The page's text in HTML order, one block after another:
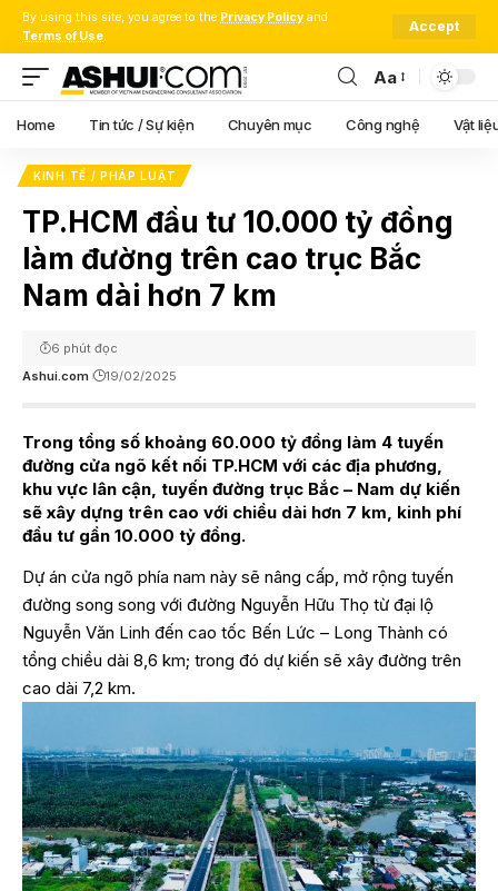
By using this site, you agree to the Privacy Policy and
Terms of Use.
Accept
Font
Resizer
Aa
Home Tin tức / Sự kiện Chuyên mục Công nghệ Vật
KINH TẾ / PHÁP LUẬT
TP.HCM đầu tư 10.000 tỷ đồng
làm đường trên cao trục Bắc
Nam dài hơn 7 km
Ashui.com 19/02/2025
6 phút đọc
Trong tổng số khoảng 60.000 tỷ đồng làm 4 tuyến
đường cửa ngõ kết nối TP.HCM với các địa phương,
khu vực lân cận, tuyến đường trục Bắc – Nam dự kiến
sẽ xây dựng trên cao với chiều dài hơn 7 km, kinh phí
đầu tư gần 10.000 tỷ đồng.
Dự án cửa ngõ phía nam này sẽ nâng cấp, mở rộng tuyến
đường song song với đường Nguyễn Hữu Thọ từ đại lộ
Nguyễn Văn Linh đến cao tốc Bến Lức – Long Thành có
tổng chiều dài 8,6 km; trong đó dự kiến sẽ xây đường trên
cao dài 7,2 km.